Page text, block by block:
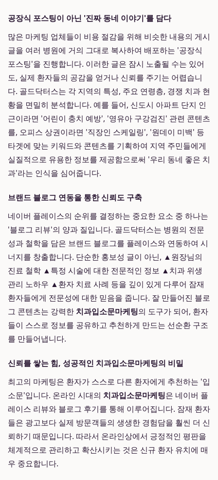
공장식 포스팅이 아닌 '진짜 동네 이야기'를 담다
많은 마케팅 업체들이 비용 절감을 위해 비슷한 내용의 게시
글을 여러 병원에 거의 그대로 복사하여 배포하는 '공장식
포스팅'을 진행합니다. 이러한 글은 잠시 노출될 수는 있어
도, 실제 환자들의 공감을 얻거나 신뢰를 주기는 어렵습니
다. 골드닥터스는 각 지역의 특성, 주요 연령층, 경쟁 치과 현
황을 면밀히 분석합니다. 예를 들어, 신도시 아파트 단지 인
근이라면 '어린이 충치 예방', '영유아 구강검진' 관련 콘텐츠
를, 오피스 상권이라면 '직장인 스케일링', '원데이 미백' 등
타겟에 맞는 키워드와 콘텐츠를 기획하여 지역 주민들에게
실질적으로 유용한 정보를 제공함으로써 '우리 동네 좋은 치
과'라는 인식을 심어줍니다.
브랜드 블로그 연동을 통한 신뢰도 구축
네이버 플레이스의 순위를 결정하는 중요한 요소 중 하나는
'블로그 리뷰'의 양과 질입니다. 골드닥터스는 병원의 전문
성과 철학을 담은 브랜드 블로그를 플레이스와 연동하여 시
너지를 창출합니다. 단순한 홍보성 글이 아닌, ▲원장님의
진료 철학 ▲특정 시술에 대한 전문적인 정보 ▲치과 위생
관리 노하우 ▲환자 치료 사례 등을 깊이 있게 다루어 잠재
환자들에게 전문성에 대한 믿음을 줍니다. 잘 만들어진 블로
그 콘텐츠는 강력한치과입소문마케팅의 도구가 되어, 환자
들이 스스로 정보를 공유하고 추천하게 만드는 선순환 구조
를 만들어냅니다.
신뢰를 쌓는 힘, 성공적인 치과입소문마케팅의 비밀
최고의 마케팅은 환자가 스스로 다른 환자에게 추천하는 '입
소문'입니다. 온라인 시대의 치과입소문마케팅은 네이버 플
레이스 리뷰와 블로그 후기를 통해 이루어집니다. 잠재 환자
들은 광고보다 실제 방문객들의 생생한 경험담을 훨씬 더 신
뢰하기 때문입니다. 따라서 온라인상에서 긍정적인 평판을
체계적으로 관리하고 확산시키는 것은 신규 환자 유치에 매
우 중요합니다.